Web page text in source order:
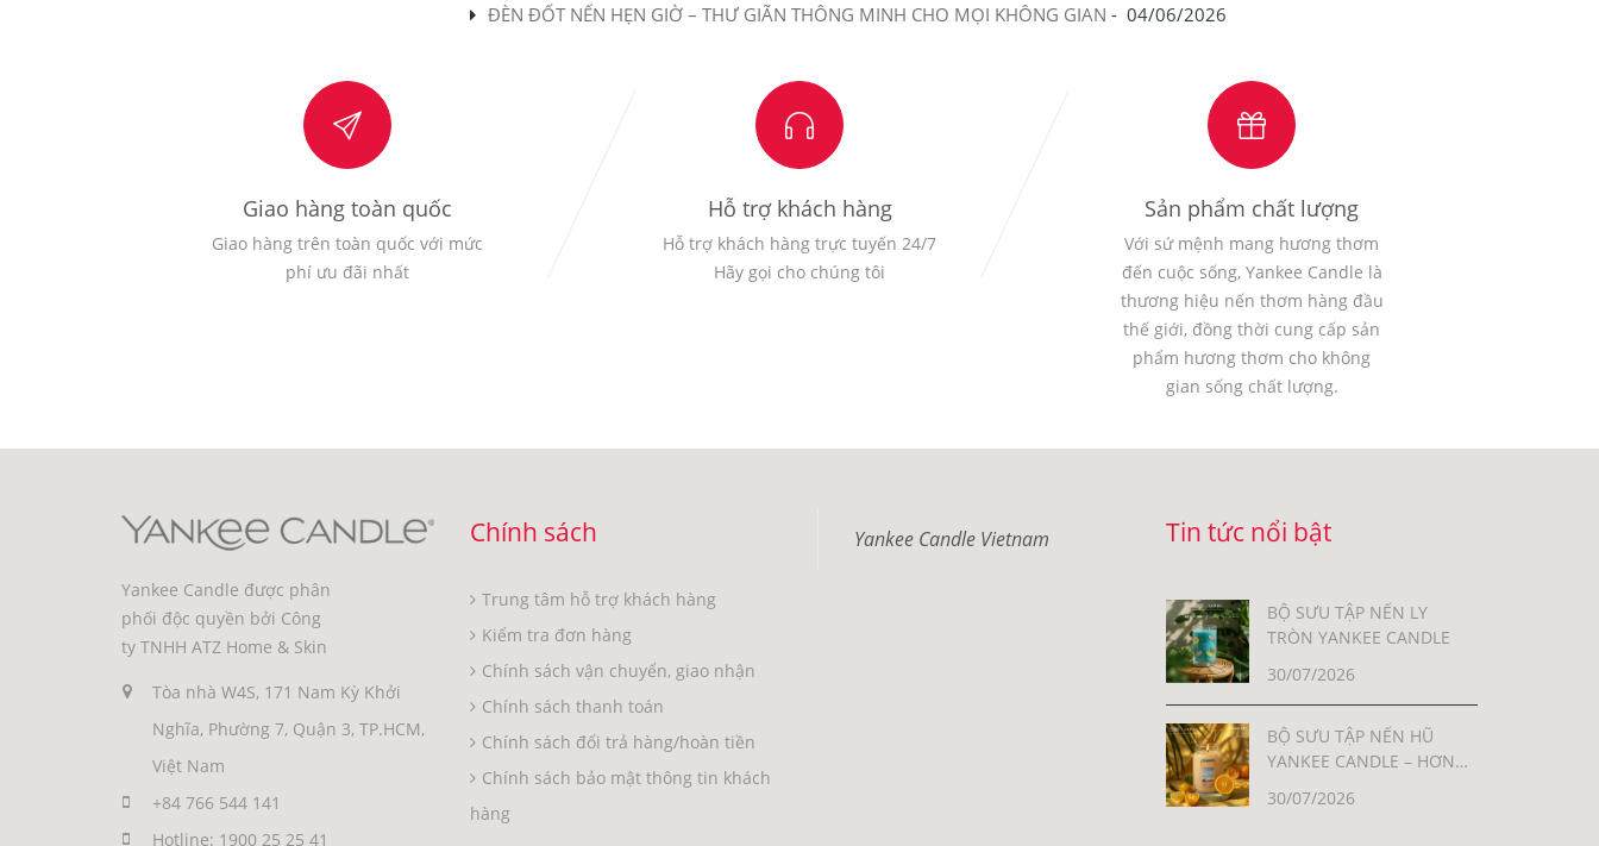
ĐÈN ĐỐT NẾN HẸN GIỜ – THƯ GIÃN THÔNG MINH CHO MỌI KHÔNG GIAN - 04/06/2026
Giao hàng toàn quốc
Giao hàng trên toàn quốc với mức
phí ưu đãi nhất
Hỗ trợ khách hàng
Hỗ trợ khách hàng trực tuyến 24/7
Hãy gọi cho chúng tôi
Sản phẩm chất lượng
Với sứ mệnh mang hương thơm
đến cuộc sống, Yankee Candle là
thương hiệu nến thơm hàng đầu
thế giới, đồng thời cung cấp sản
phẩm hương thơm cho không
gian sống chất lượng.
Yankee Candle được phân
phối độc quyền bởi Công
ty TNHH ATZ Home & Skin
Tòa nhà W4S, 171 Nam Kỳ Khởi
Nghĩa, Phường 7, Quận 3, TP.HCM,
Việt Nam
+84 766 544 141
Hotline: 1900 25 25 41
Chính sách
Trung tâm hỗ trợ khách hàng
Kiểm tra đơn hàng
Chính sách vận chuyển, giao nhận
Chính sách thanh toán
Chính sách đổi trả hàng/hoàn tiền
Chính sách bảo mật thông tin khách
hàng
Yankee Candle Vietnam Tin tức nổi bật
BỘ SƯU TẬP NẾN LY
TRÒN YANKEE CANDLE
30/07/2026
BỘ SƯU TẬP NẾN HŨ
YANKEE CANDLE – HƠN
LÀ MỘT CẢM XÚC
30/07/2026